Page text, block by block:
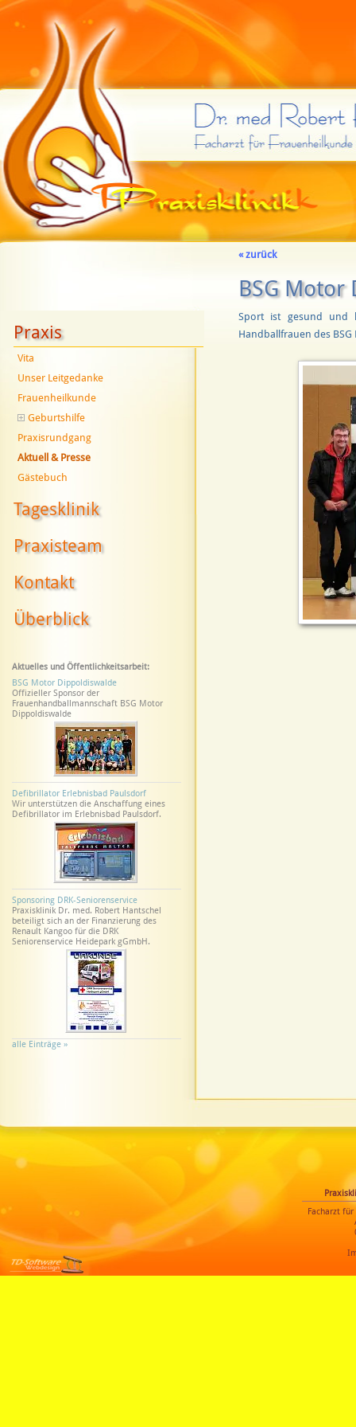
Praxis
Vita
Unser Leitgedanke
Frauenheilkunde
Geburtshilfe
Praxisrundgang
Aktuell & Presse
Gästebuch
Tagesklinik
Praxisteam
Kontakt
Überblick
Aktuelles und Öffentlichkeitsarbeit:
BSG Motor Dippoldiswalde
Offizieller Sponsor der
Frauenhandballmannschaft BSG Motor
Dippoldiswalde
Defibrillator Erlebnisbad Paulsdorf
Wir unterstützen die Anschaffung eines
Defibrillator im Erlebnisbad Paulsdorf.
Sponsoring DRK-Seniorenservice
Praxisklinik Dr. med. Robert Hantschel
beteiligt sich an der Finanzierung des
Renault Kangoo für die DRK
Seniorenservice Heidepark gGmbH.
alle Einträge »
« zurück
BSG Motor
Sport ist gesund und
Handballfrauen des
Facharzt